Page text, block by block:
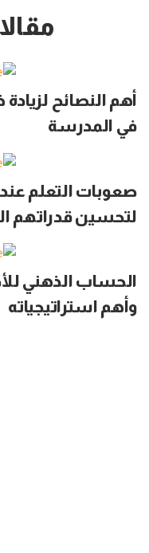
أهم النصائح
في المدرسة
صعوبات التعلم
لتحسين قدراتهم
الحساب الذهني
وأهم استراتيجياته